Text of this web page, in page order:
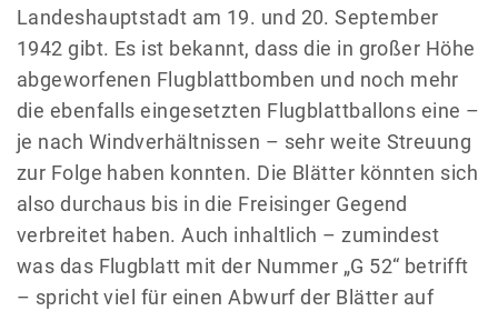
Landeshauptstadt am 19. und 20. September
1942 gibt. Es ist bekannt, dass die in großer Höhe
abgeworfenen Flugblattbomben und noch mehr
die ebenfalls eingesetzten Flugblattballons eine –
je nach Windverhältnissen – sehr weite Streuung
zur Folge haben konnten. Die Blätter könnten sich
also durchaus bis in die Freisinger Gegend
verbreitet haben. Auch inhaltlich – zumindest
was das Flugblatt mit der Nummer „G 52“ betrifft
– spricht viel für einen Abwurf der Blätter auf